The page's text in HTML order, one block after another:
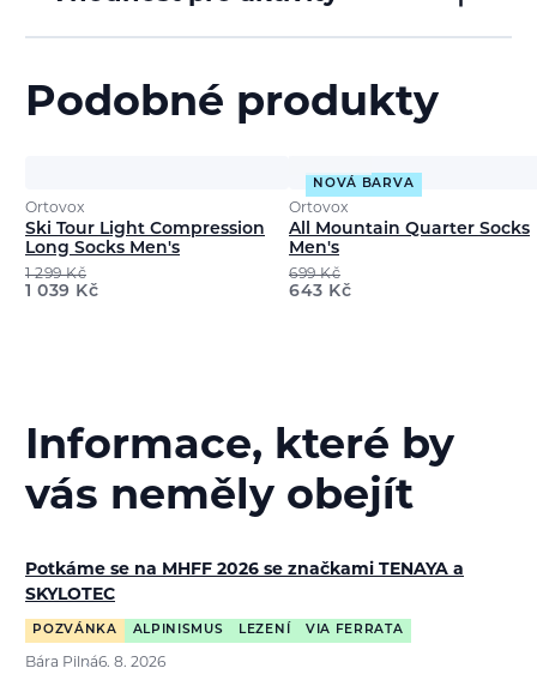
Podobné produkty
Ortovox
Ski Tour Light Compression
Long Socks Men's
1 299Kč
1 039 Kč
NOVÁ BARVA
Ortovox
All Mountain Quarter Socks
Men's
699Kč
643 Kč
Informace, které by
vás neměly obejít
Potkáme se na MHFF 2026 se značkami TENAYA a
SKYLOTEC
POZVÁNKA ALPINISMUS LEZENÍ VIA FERRATA
Bára Pilná6. 8. 2026